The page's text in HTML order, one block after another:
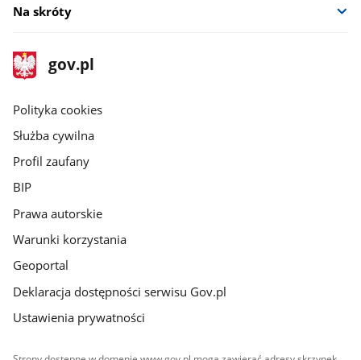
Na skróty
stopka
gov.pl
Strona
gov.pl
gov.pl
Polityka cookies
Służba cywilna
Profil zaufany
BIP
Prawa autorskie
Warunki korzystania
Geoportal
Deklaracja dostępności serwisu Gov.pl
Ustawienia prywatności